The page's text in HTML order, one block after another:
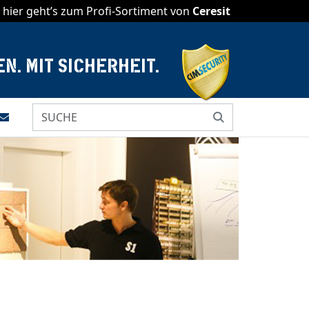
hier geht’s zum Profi-Sortiment von Ceresit
MIT SICHERHEIT.
drucken
Kontakt